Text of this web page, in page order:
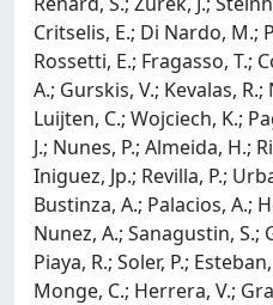
Critselis, E.; Di Nardo, M.;
Rossetti, E.; Fragasso, T.;
A.; Gurskis, V.; Kevalas,
Luijten, C.; Wojciech, K.;
J.; Nunes, P.; Almeida, H.;
Iniguez, Jp.; Revilla, P.;
Bustinza, A.; Palacios, A.;
Nunez, A.; Sanagustin, S.;
Piaya, R.; Soler, P.;
Monge, C.; Herrera, V.;